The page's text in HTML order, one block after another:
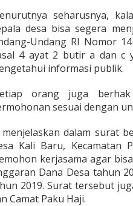
seharusnya,
desa bisa segera
Undang RI Nomor
4 ayat 2 butir a dan c
informasi publik.
orang juga
sesuai dengan
menjelaskan dalam surat
Kali Baru, Kecamatan
kerjasama agar
Dana Desa tahun
2019. Surat tersebut
Camat Paku Haji.